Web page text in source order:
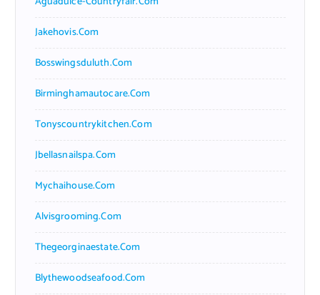
Jakehovis.com
Bosswingsduluth.com
Birminghamautocare.com
Tonyscountrykitchen.com
Jbellasnailspa.com
Mychaihouse.com
Alvisgrooming.com
Thegeorginaestate.com
Blythewoodseafood.com